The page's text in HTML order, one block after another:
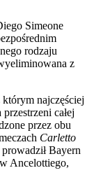
Simeone
rodzaju
z
którym najczęściej
całej
przez obu
Carletto
Bayern
Ancelottiego,